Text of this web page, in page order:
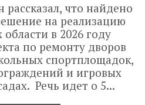
рассказал, что найдено
на реализацию
в 2026 году
по ремонту дворов
спортплощадок,
и игровых
Речь идет о 5...